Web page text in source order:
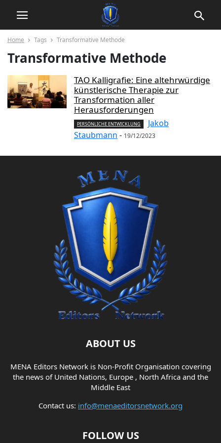
Home Tags Transformative Methode
Transformative Methode
TAO Kalligrafie: Eine altehrwürdige
künstlerische Therapie zur
Transformation aller
Herausforderungen
PERSÖNLICHE ENTWICKLUNG
Jakob
Staubmann - 19/12/2023
ABOUT US
MENA Editors Network is Non-Profit Organisation covering
the news of United Nations, Europe , North Africa and the
Middle East
Contact us: info@menaeditorsnetwork.org
FOLLOW US